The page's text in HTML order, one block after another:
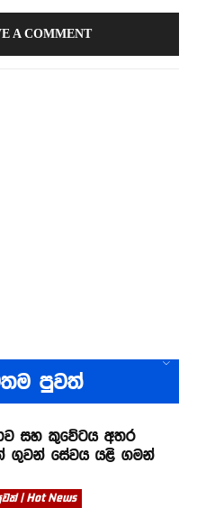
A COMMENT
පුවත්
සහ කුවේටය අතර
ගුවන් සේවය යළි ගමන්
| Hot News